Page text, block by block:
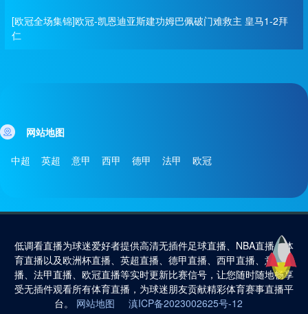
[欧冠全场集锦]欧冠-凯恩迪亚斯建功姆巴佩破门难救主 皇马1-2拜
仁
网站地图
中超 英超 意甲 西甲 德甲 法甲 欧冠
低调看直播为球迷爱好者提供高清无插件足球直播、NBA直播、体
育直播以及欧洲杯直播、英超直播、德甲直播、西甲直播、意甲直
播、法甲直播、欧冠直播等实时更新比赛信号，让您随时随地畅享
受无插件观看所有体育直播，为球迷朋友贡献精彩体育赛事直播平
台。 网站地图 滇ICP备2023002625号-12